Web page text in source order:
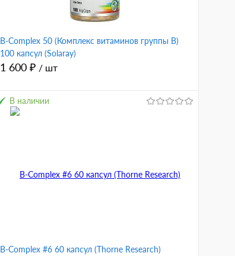
B-Complex 50 (Комплекс витаминов группы B)
100 капсул (Solaray)
1 600 ₽ / шт
B-Complex #6 60 капсул (Thorne Research)
В наличии